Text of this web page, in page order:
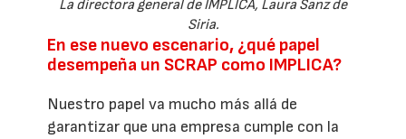
La directora general de IMPLICA, Laura Sanz de
Siria.
En ese nuevo escenario, ¿qué papel
desempeña un SCRAP como IMPLICA?
Nuestro papel va mucho más allá de
garantizar que una empresa cumple con la